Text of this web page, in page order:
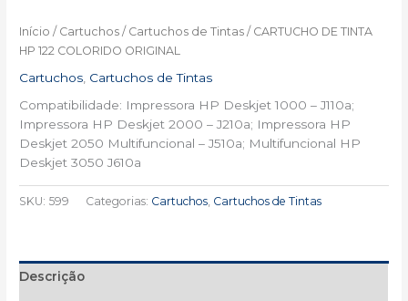
Início / Cartuchos / Cartuchos de Tintas / CARTUCHO DE TINTA
HP 122 COLORIDO ORIGINAL
Cartuchos Cartuchos de Tintas
Compatibilidade: Impressora HP Deskjet 1000 – J110a;
Impressora HP Deskjet 2000 – J210a; Impressora HP
Deskjet 2050 Multifuncional – J510a; Multifuncional HP
Deskjet 3050 J610a
SKU: 599 Categorias: Cartuchos, Cartuchos de Tintas
Descrição